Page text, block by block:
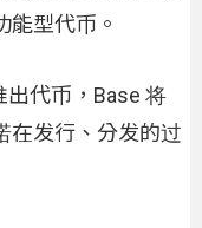
能型代币。
代币，Base 将
在发行、分发的过